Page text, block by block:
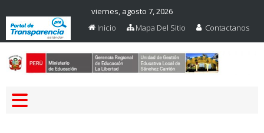
viernes, agosto 7, 2026
Inicio
Mapa Del Sitio Contactanos